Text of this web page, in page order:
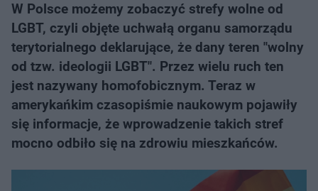
W Polsce możemy zobaczyć strefy wolne od
LGBT, czyli objęte uchwałą organu samorządu
terytorialnego deklarujące, że dany teren "wolny
od tzw. ideologii LGBT". Przez wielu ruch ten
jest nazywany homofobicznym. Teraz w
amerykańkim czasopiśmie naukowym pojawiły
się informacje, że wprowadzenie takich stref
mocno odbiło się na zdrowiu mieszkańców.